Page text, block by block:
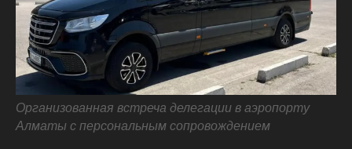
Организованная встреча делегации в аэропорту
Алматы с персональным сопровождением